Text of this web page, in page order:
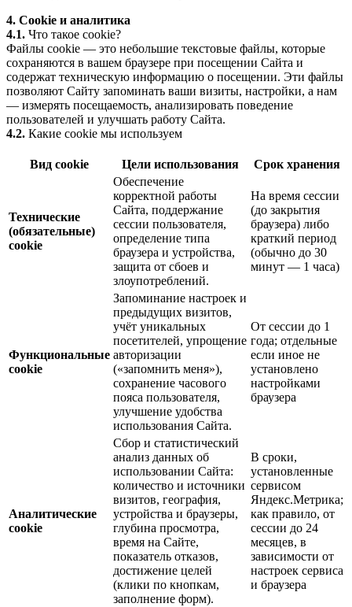
4. Cookie и аналитика
4.1. Что такое cookie?
Файлы cookie — это небольшие текстовые файлы, которые
сохраняются в вашем браузере при посещении Сайта и
содержат техническую информацию о посещении. Эти файлы
позволяют Сайту запоминать ваши визиты, настройки, а нам
— измерять посещаемость, анализировать поведение
пользователей и улучшать работу Сайта.
4.2. Какие cookie мы используем
Вид cookie Цели использования Срок хранения
Технические
(обязательные)
cookie
Обеспечение
корректной работы
Сайта, поддержание
сессии пользователя,
определение типа
браузера и устройства,
защита от сбоев и
злоупотреблений.
На время сессии
(до закрытия
браузера) либо
краткий период
(обычно до 30
минут — 1 часа)
Функциональные
cookie
Запоминание настроек и
предыдущих визитов,
учёт уникальных
посетителей, упрощение
авторизации
(«запомнить меня»),
сохранение часового
пояса пользователя,
улучшение удобства
использования Сайта.
От сессии до 1
года; отдельные
если иное не
установлено
настройками
браузера
Аналитические
cookie
Сбор и статистический
анализ данных об
использовании Сайта:
количество и источники
визитов, география,
устройства и браузеры,
глубина просмотра,
время на Сайте,
показатель отказов,
достижение целей
(клики по кнопкам,
заполнение форм).
В сроки,
установленные
сервисом
Яндекс.Метрика;
как правило, от
сессии до 24
месяцев, в
зависимости от
настроек сервиса
и браузера